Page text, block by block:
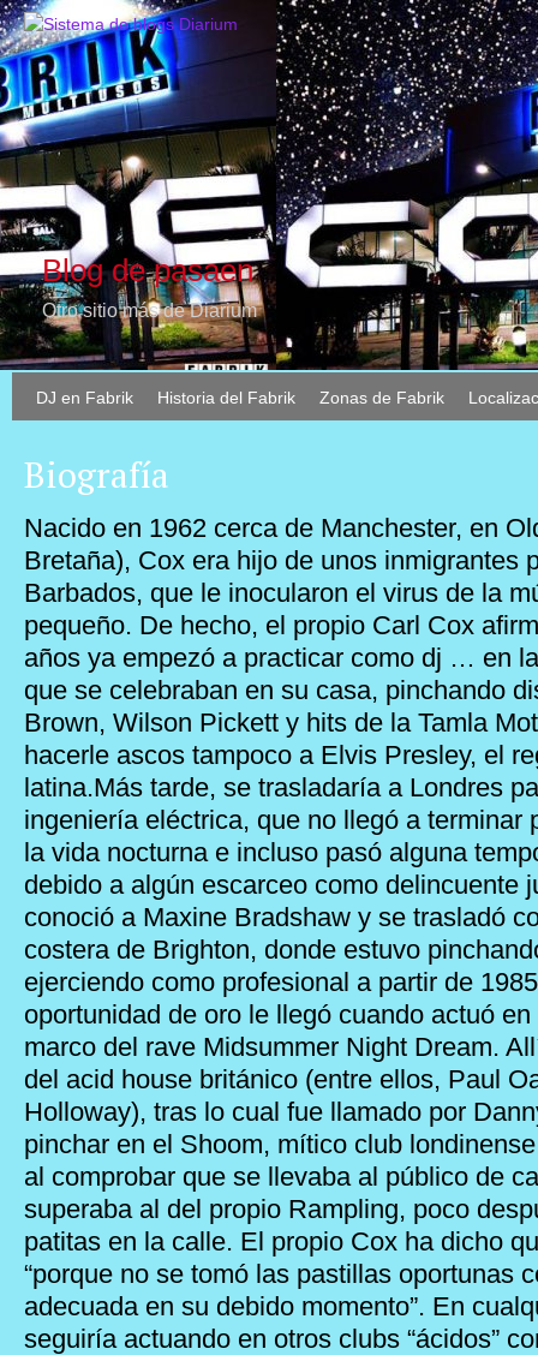
Blog de pasaen
Otro sitio más de Diarium
DJ en Fabrik Historia del Fabrik Zonas de Fabrik
Biografía
Nacido en 1962 cerca de Manchester, en
Bretaña), Cox era hijo de unos inmigrantes
Barbados, que le inocularon el virus de la
pequeño. De hecho, el propio Carl Cox
años ya empezó a practicar como dj … en
que se celebraban en su casa, pinchando
Brown, Wilson Pickett y hits de la Tamla
hacerle ascos tampoco a Elvis Presley, el
latina.Más tarde, se trasladaría a Londres
ingeniería eléctrica, que no llegó a terminar
la vida nocturna e incluso pasó alguna
debido a algún escarceo como delincuente
conoció a Maxine Bradshaw y se trasladó
costera de Brighton, donde estuvo
ejerciendo como profesional a partir de
oportunidad de oro le llegó cuando actuó
marco del rave Midsummer Night Dream.
del acid house británico (entre ellos, Paul
Holloway), tras lo cual fue llamado por
pinchar en el Shoom, mítico club
al comprobar que se llevaba al público de
superaba al del propio Rampling, poco
patitas en la calle. El propio Cox ha dicho
“porque no se tomó las pastillas oportunas
adecuada en su debido momento”. En
seguiría actuando en otros clubs “ácidos”